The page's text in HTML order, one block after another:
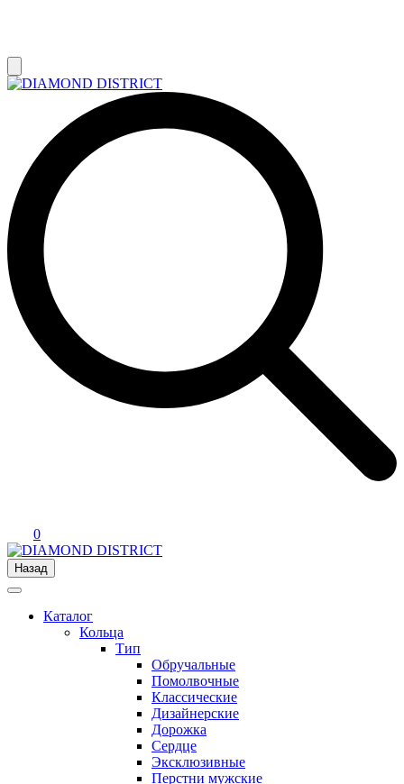
0
Назад
Каталог
Кольца
Тип
Обручальные
Помолвочные
Классические
Дизайнерские
Дорожка
Сердце
Эксклюзивные
Перстни мужские